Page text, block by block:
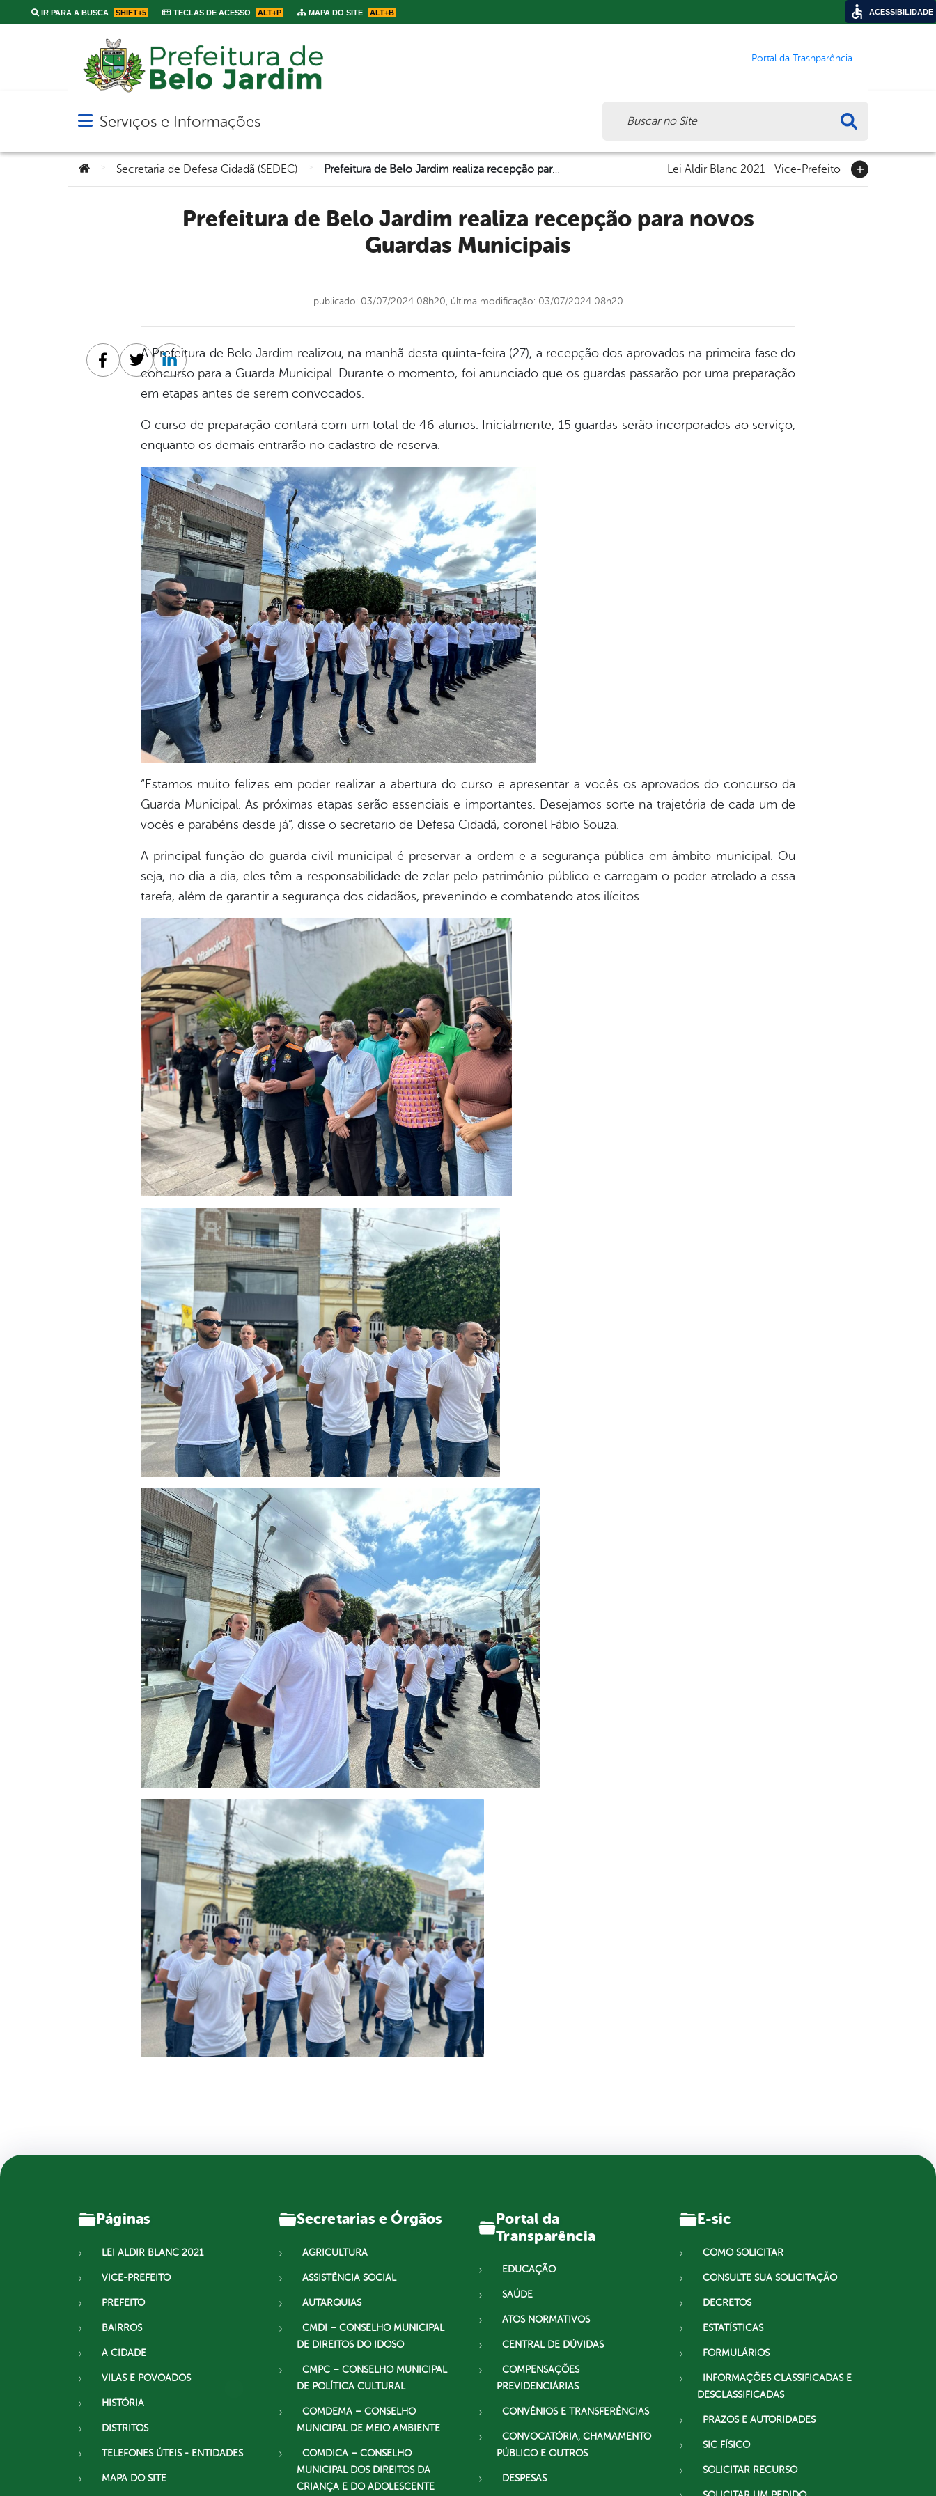
IR PARA A BUSCA SHIFT+5 TECLAS DE ACESSO ALT+P MAPA DO SITE ALT+B
Portal da Trasnparência
Abrir menu principal de navegação
Serviços e Informações
Você está aqui:Secretaria de Defesa Cidadã (SEDEC) Prefeitura de Belo Jardim realiza recepção para novos Guardas Municipais Lei Aldir Blanc 2021 Vice-Prefeito
Prefeitura de Belo Jardim realiza recepção para novos
Guardas Municipais
publicado: 03/07/2024 08h20, última modificação: 03/07/2024 08h20
A Prefeitura de Belo Jardim realizou, na manhã desta quinta-feira (27), a recepção dos aprovados na primeira fase do
concurso para a Guarda Municipal. Durante o momento, foi anunciado que os guardas passarão por uma preparação
em etapas antes de serem convocados.
O curso de preparação contará com um total de 46 alunos. Inicialmente, 15 guardas serão incorporados ao serviço,
enquanto os demais entrarão no cadastro de reserva.
“Estamos muito felizes em poder realizar a abertura do curso e apresentar a vocês os aprovados do concurso da
Guarda Municipal. As próximas etapas serão essenciais e importantes. Desejamos sorte na trajetória de cada um de
vocês e parabéns desde já”, disse o secretario de Defesa Cidadã, coronel Fábio Souza.
A principal função do guarda civil municipal é preservar a ordem e a segurança pública em âmbito municipal. Ou
seja, no dia a dia, eles têm a responsabilidade de zelar pelo patrimônio público e carregam o poder atrelado a essa
tarefa, além de garantir a segurança dos cidadãos, prevenindo e combatendo atos ilícitos.
Facebook
TwitterLinkedin
Páginas
LEI ALDIR BLANC 2021
VICE-PREFEITO
PREFEITO
BAIRROS
A CIDADE
VILAS E POVOADOS
HISTÓRIA
DISTRITOS
TELEFONES ÚTEIS - ENTIDADES
MAPA DO SITE
Secretarias e Órgãos
AGRICULTURA
ASSISTÊNCIA SOCIAL
AUTARQUIAS
CMDI – CONSELHO MUNICIPAL
DE DIREITOS DO IDOSO
CMPC – CONSELHO MUNICIPAL
DE POLÍTICA CULTURAL
COMDEMA – CONSELHO
MUNICIPAL DE MEIO AMBIENTE
COMDICA – CONSELHO
MUNICIPAL DOS DIREITOS DA
CRIANÇA E DO ADOLESCENTE
Portal da
Transparência
EDUCAÇÃO
SAÚDE
ATOS NORMATIVOS
CENTRAL DE DÚVIDAS
COMPENSAÇÕES
PREVIDENCIÁRIAS
CONVÊNIOS E TRANSFERÊNCIAS
CONVOCATÓRIA, CHAMAMENTO
PÚBLICO E OUTROS
DESPESAS
E-sic
COMO SOLICITAR
CONSULTE SUA SOLICITAÇÃO
DECRETOS
ESTATÍSTICAS
FORMULÁRIOS
INFORMAÇÕES CLASSIFICADAS E
DESCLASSIFICADAS
PRAZOS E AUTORIDADES
SIC FÍSICO
SOLICITAR RECURSO
ACESSIBILIDADE